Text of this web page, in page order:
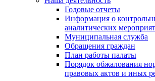
Годовые отчеты
Информация о
аналитических
Муниципальная служба
Обращения граждан
План работы палаты
Порядок обжалования
правовых актов и иных